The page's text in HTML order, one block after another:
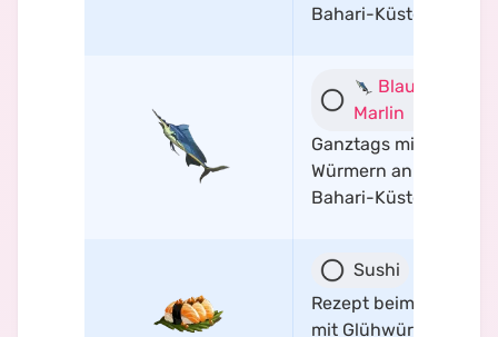
Bahari-Küste
Blauer
Marlin
Ganztags mit
Würmern an der
Bahari-Küste
Sushi
Rezept beim Angeln
mit Glühwürmchen